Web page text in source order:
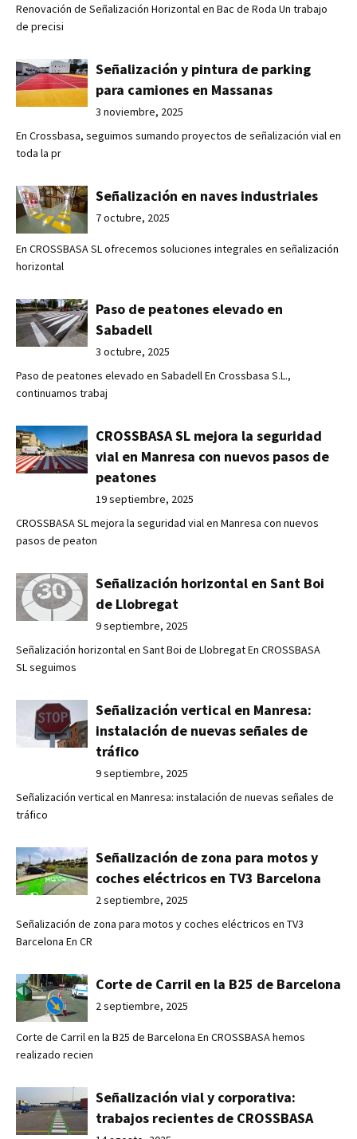
Renovación de Señalización Horizontal en Bac de Roda Un trabajo
de precisi
Señalización y pintura de parking
para camiones en Massanas
3 noviembre, 2025
En Crossbasa, seguimos sumando proyectos de señalización vial en
toda la pr
Señalización en naves industriales
7 octubre, 2025
En CROSSBASA SL ofrecemos soluciones integrales en señalización
horizontal
Paso de peatones elevado en
Sabadell
3 octubre, 2025
Paso de peatones elevado en Sabadell En Crossbasa S.L.,
continuamos trabaj
CROSSBASA SL mejora la seguridad
vial en Manresa con nuevos pasos de
peatones
19 septiembre, 2025
CROSSBASA SL mejora la seguridad vial en Manresa con nuevos
pasos de peaton
Señalización horizontal en Sant Boi
de Llobregat
9 septiembre, 2025
Señalización horizontal en Sant Boi de Llobregat En CROSSBASA
SL seguimos
Señalización vertical en Manresa:
instalación de nuevas señales de
tráfico
9 septiembre, 2025
Señalización vertical en Manresa: instalación de nuevas señales de
tráfico
Señalización de zona para motos y
coches eléctricos en TV3 Barcelona
2 septiembre, 2025
Señalización de zona para motos y coches eléctricos en TV3
Barcelona En CR
Corte de Carril en la B25 de Barcelona
2 septiembre, 2025
Corte de Carril en la B25 de Barcelona En CROSSBASA hemos
realizado recien
Señalización vial y corporativa:
trabajos recientes de CROSSBASA